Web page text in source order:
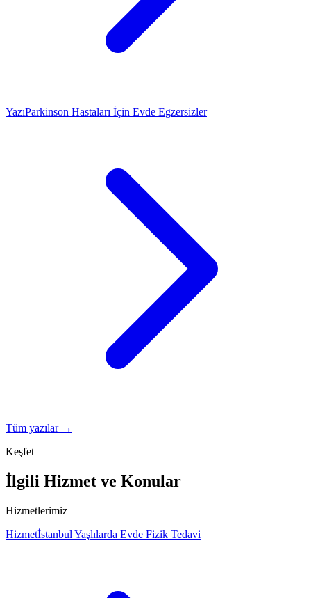
YazıParkinson Hastaları İçin Evde Egzersizler
Tüm yazılar →
Keşfet
İlgili Hizmet ve Konular
Hizmetlerimiz
Hizmetİstanbul Yaşlılarda Evde Fizik Tedavi